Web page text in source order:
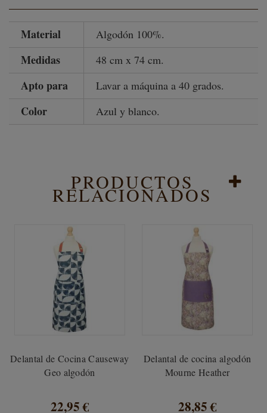
Material Algodón 100%.
Medidas 48 cm x 74 cm.
Apto para Lavar a máquina a 40 grados.
Color Azul y blanco.
PRODUCTOS
RELACIONADOS
Delantal de Cocina Causeway
Geo algodón
22,95 €
Delantal de cocina algodón
Mourne Heather
28,85 €